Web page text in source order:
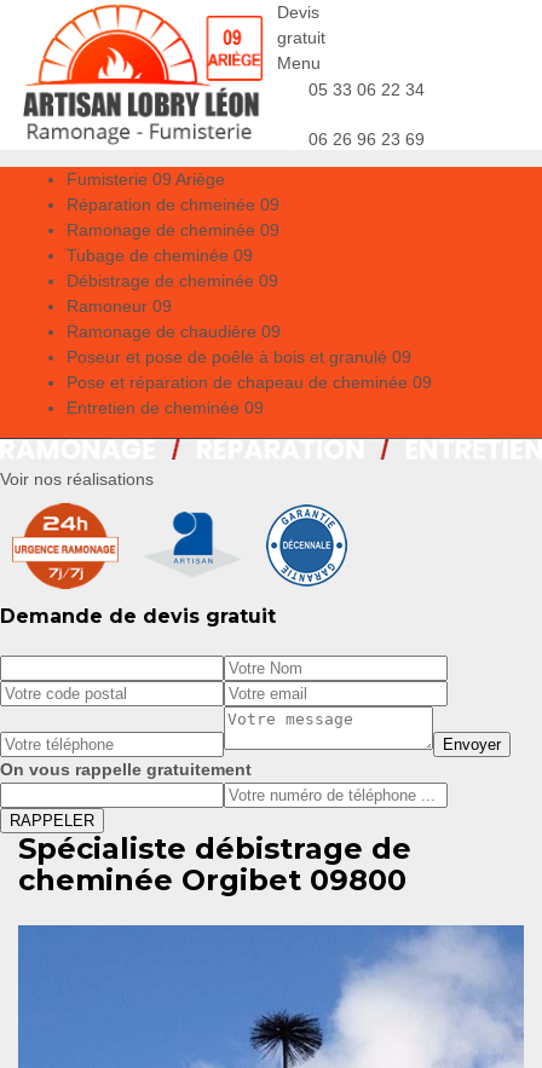
Devis
gratuit
Menu
05 33 06 22 34
06 26 96 23 69
Fumisterie 09 Ariège
Réparation de chmeinée 09
Ramonage de cheminée 09
Tubage de cheminée 09
Débistrage de cheminée 09
Ramoneur 09
Ramonage de chaudière 09
Poseur et pose de poêle à bois et granulé 09
Pose et réparation de chapeau de cheminée 09
Entretien de cheminée 09
Voir nos réalisations
Demande de devis gratuit
On vous rappelle gratuitement
Spécialiste débistrage de
cheminée Orgibet 09800